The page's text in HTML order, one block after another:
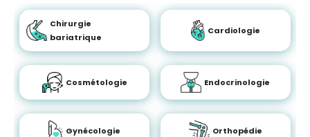
Chirurgie
bariatrique
Cardiologie
Cosmétologie Endocrinologie
Gynécologie Orthopédie